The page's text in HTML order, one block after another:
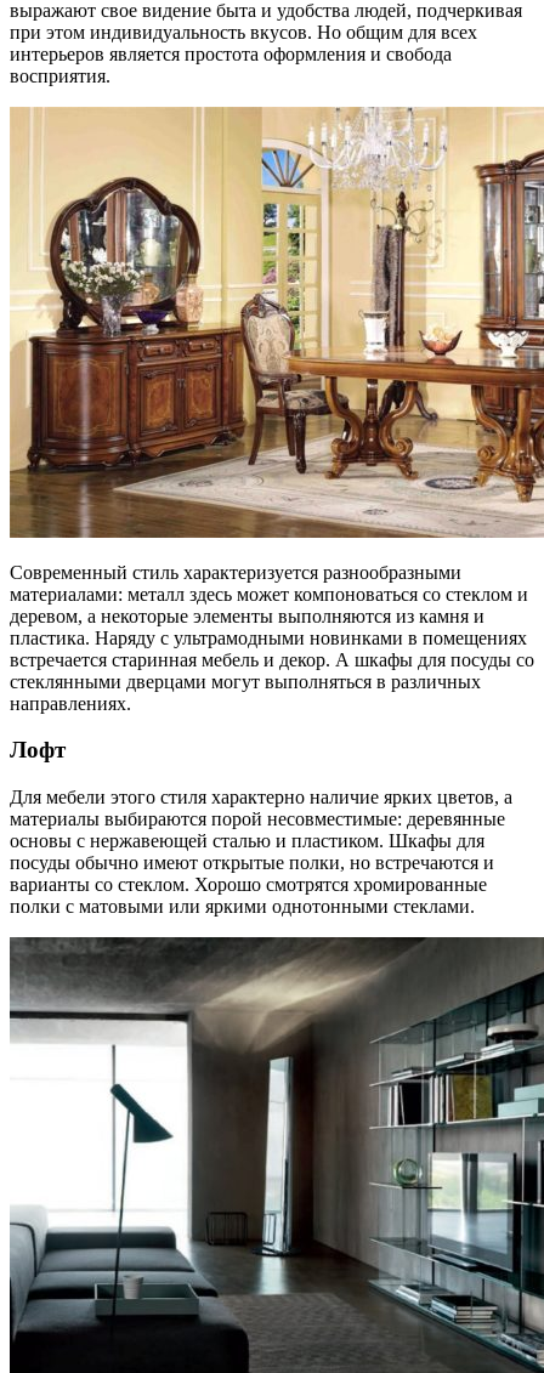
выражают свое видение быта и удобства людей, подчеркивая
при этом индивидуальность вкусов. Но общим для всех
интерьеров является простота оформления и свобода
восприятия.
Современный стиль характеризуется разнообразными
материалами: металл здесь может компоноваться со стеклом и
деревом, а некоторые элементы выполняются из камня и
пластика. Наряду с ультрамодными новинками в помещениях
встречается старинная мебель и декор. А шкафы для посуды со
стеклянными дверцами могут выполняться в различных
направлениях.
Лофт
Для мебели этого стиля характерно наличие ярких цветов, а
материалы выбираются порой несовместимые: деревянные
основы с нержавеющей сталью и пластиком. Шкафы для
посуды обычно имеют открытые полки, но встречаются и
варианты со стеклом. Хорошо смотрятся хромированные
полки с матовыми или яркими однотонными стеклами.